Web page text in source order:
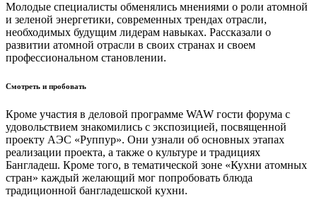
Молодые специалисты обменялись мнениями о роли атомной
и зеленой энергетики, современных трендах отрасли,
необходимых будущим лидерам навыках. Рассказали о
развитии атомной отрасли в своих странах и своем
профессиональном становлении.
Смотреть и пробовать
Кроме участия в деловой программе WAW гости форума с
удовольствием знакомились с экспозицией, посвященной
проекту АЭС «Руппур». Они узнали об основных этапах
реализации проекта, а также о культуре и традициях
Бангладеш. Кроме того, в тематической зоне «Кухни атомных
стран» каждый желающий мог попробовать блюда
традиционной бангладешской кухни.